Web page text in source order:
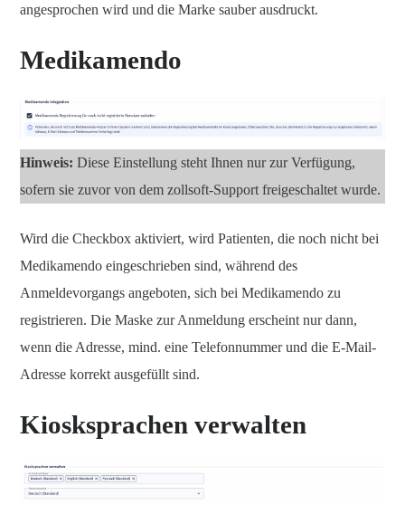
angesprochen wird und die Marke sauber ausdruckt.
Medikamendo
Hinweis: Diese Einstellung steht Ihnen nur zur Verfügung,
sofern sie zuvor von dem zollsoft-Support freigeschaltet wurde.
Wird die Checkbox aktiviert, wird Patienten, die noch nicht bei
Medikamendo eingeschrieben sind, während des
Anmeldevorgangs angeboten, sich bei Medikamendo zu
registrieren. Die Maske zur Anmeldung erscheint nur dann,
wenn die Adresse, mind. eine Telefonnummer und die E-Mail-
Adresse korrekt ausgefüllt sind.
Kiosksprachen verwalten